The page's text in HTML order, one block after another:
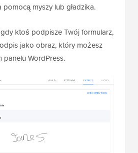
myszy lub gładzika.
ktoś podpisze Twój formularz,
jako obraz, który możesz
WordPress.